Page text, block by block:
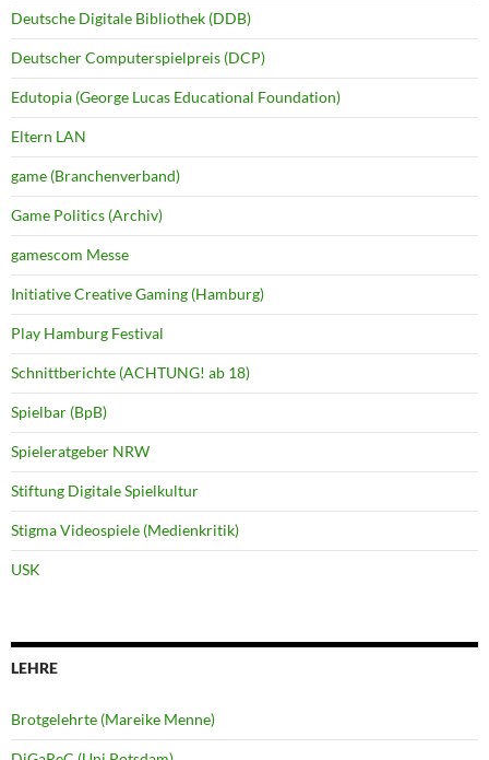
Deutsche Digitale Bibliothek (DDB)
Deutscher Computerspielpreis (DCP)
Edutopia (George Lucas Educational Foundation)
Eltern LAN
game (Branchenverband)
Game Politics (Archiv)
gamescom Messe
Initiative Creative Gaming (Hamburg)
Play Hamburg Festival
Schnittberichte (ACHTUNG! ab 18)
Spielbar (BpB)
Spieleratgeber NRW
Stiftung Digitale Spielkultur
Stigma Videospiele (Medienkritik)
USK
LEHRE
Brotgelehrte (Mareike Menne)